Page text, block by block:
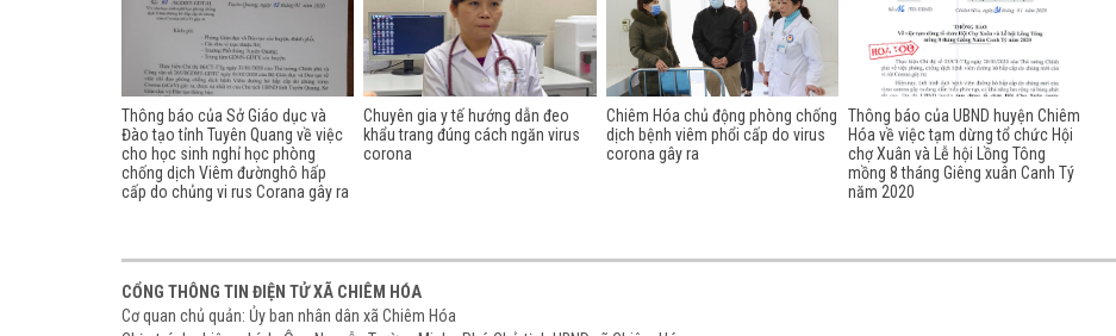
Thông báo của Sở Giáo dục và
Đào tạo tỉnh Tuyên Quang về việc
cho học sinh nghỉ học phòng
chống dịch Viêm đườnghô hấp
cấp do chủng vi rus Corana gây ra
Chuyên gia y tế hướng dẫn đeo
khẩu trang đúng cách ngăn virus
corona
Chiêm Hóa chủ động phòng chống
dịch bệnh viêm phổi cấp do virus
corona gây ra
Thông báo của UBND huyện Chiêm
Hóa về việc tạm dừng tổ chức Hội
chợ Xuân và Lễ hội Lồng Tông
mồng 8 tháng Giêng xuân Canh Tý
năm 2020
CỔNG THÔNG TIN ĐIỆN TỬ XÃ CHIÊM HÓA
Cơ quan chủ quản: Ủy ban nhân dân xã Chiêm Hóa